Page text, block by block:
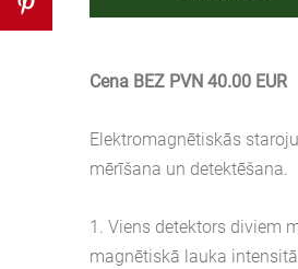
Cena BEZ PVN 40.00 EUR
Elektromagnētiskās
mērīšana un detektēšana.
1. Viens detektors diviem
magnētiskā lauka